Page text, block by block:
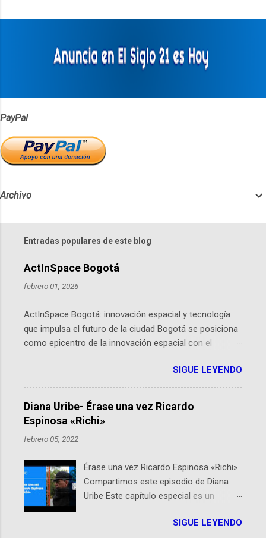
PayPal
Archivo
Entradas populares de este blog
ActInSpace Bogotá
febrero 01, 2026
ActInSpace Bogotá: innovación espacial y tecnología
que impulsa el futuro de la ciudad Bogotá se posiciona
como epicentro de la innovación espacial con el
hackathon global que convierte tecnologías de la
Agencia Espacial Europea en soluciones prácticas para
la vida cotidiana. Este evento, organizado por el
Planetario de Bogotá del Idartes y la Universidad de los
Andes, reúne a expertos como el presidente de Airbus
Colombia y líderes del sector aeroespacial para inspirar
por qué importa en Bogotá ActInSpace es una
competencia mundial que opera en más de 60
ciudades, donde participantes tienen 24 horas para
idear startups basadas en tecnologías espaciales
como satélites y datos orbitales. En Bogotá, arranca
SIGUE LEYENDO
Diana Uribe- Érase una vez Ricardo
Espinosa «Richi»
febrero 05, 2022
Érase una vez Ricardo Espinosa «Richi»
Compartimos este episodio de Diana
Uribe Este capítulo especial es un
encuentran en el espíritu de este
SIGUE LEYENDO